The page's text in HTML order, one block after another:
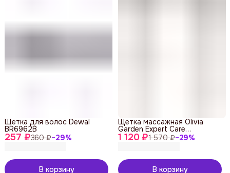
257 ₽360 ₽−29%
Щетка для волос Dewal
BR6962B
В корзину
1 120 ₽1 570 ₽−29%
Щетка массажная Olivia
Garden Expert Care
Rectangular Nylon Bristles
Silver S
В корзину